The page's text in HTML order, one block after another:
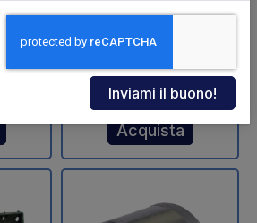
Disponibile
Acquista